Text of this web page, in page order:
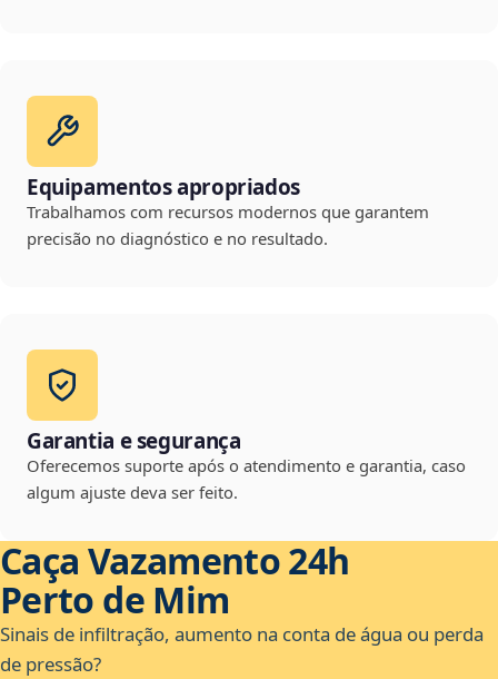
Equipamentos apropriados
Trabalhamos com recursos modernos que garantem
precisão no diagnóstico e no resultado.
Garantia e segurança
Oferecemos suporte após o atendimento e garantia, caso
algum ajuste deva ser feito.
Caça Vazamento 24h
Perto de Mim
Sinais de infiltração, aumento na conta de água ou perda
de pressão?